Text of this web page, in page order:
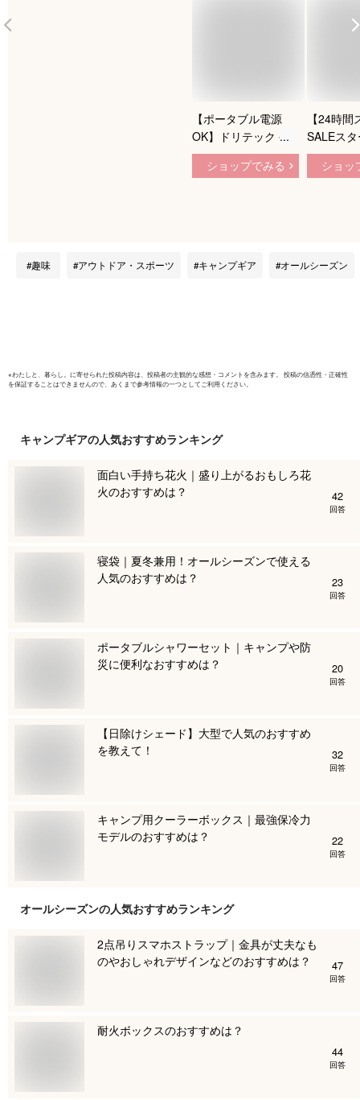
【ポータブル電源
OK】ドリテック 公
式販売店 IHクッキン
グヒーター 卓上 DI-
コンロ 卓上鍋 新生
ショップでみる
【24時
SALEス
ュP10！
ロ
熱保護
ショッ
趣味 アウトドア・スポーツ キャンプギア オールシーズン
※わたしと、暮らし。 に寄せられた投稿内容は、投稿者の主観的な感想・コメントを含みます。 投稿の信憑性・正確性
を保証することはできませんので、あくまで参考情報の一つとしてご利用ください。
キャンプギアの人気おすすめランキング
面白い手持ち花火｜盛り上がるおもしろ花
火のおすすめは？
42
回答
寝袋｜夏冬兼用！オールシーズンで使える
人気のおすすめは？
23
回答
ポータブルシャワーセット｜キャンプや防
災に便利なおすすめは？
20
回答
【日除けシェード】大型で人気のおすすめ
を教えて！
32
回答
キャンプ用クーラーボックス｜最強保冷力
モデルのおすすめは？
22
回答
オールシーズンの人気おすすめランキング
2点吊りスマホストラップ｜金具が丈夫なも
のやおしゃれデザインなどのおすすめは？
47
回答
耐火ボックスのおすすめは？
44
回答